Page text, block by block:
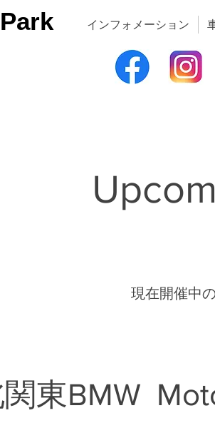
インフォメーション
現在開催中
東BMW